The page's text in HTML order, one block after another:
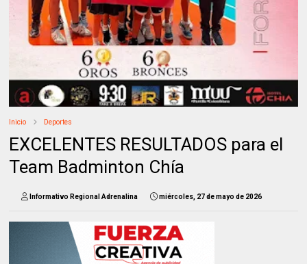
Inicio Deportes
EXCELENTES RESULTADOS para el
Team Badminton Chía
Informativo Regional Adrenalina miércoles, 27 de mayo de 2026